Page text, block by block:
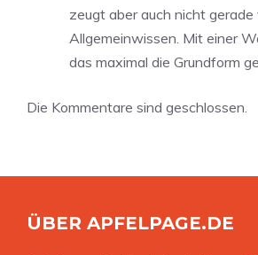
zeugt aber auch nicht gerade
Allgemeinwissen. Mit einer
das maximal die Grundform
Die Kommentare sind geschlossen.
ÜBER APFELPAGE.DE